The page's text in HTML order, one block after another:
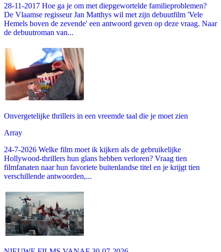
28-11-2017 Hoe ga je om met diepgewortelde familieproblemen?
De Vlaamse regisseur Jan Matthys wil met zijn debuutfilm 'Vele
Hemels boven de zevende' een antwoord geven op deze vraag. Naar
de debuutroman van...
Onvergetelijke thrillers in een vreemde taal die je moet zien
Array
24-7-2026 Welke film moet ik kijken als de gebruikelijke
Hollywood-thrillers hun glans hebben verloren? Vraag tien
filmfanaten naar hun favoriete buitenlandse titel en je krijgt tien
verschillende antwoorden,...